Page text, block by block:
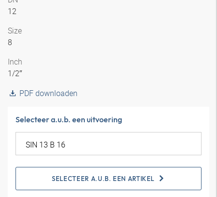
12
Size
8
Inch
1/2″
PDF downloaden
Selecteer a.u.b. een uitvoering
SELECTEER A.U.B. EEN ARTIKEL